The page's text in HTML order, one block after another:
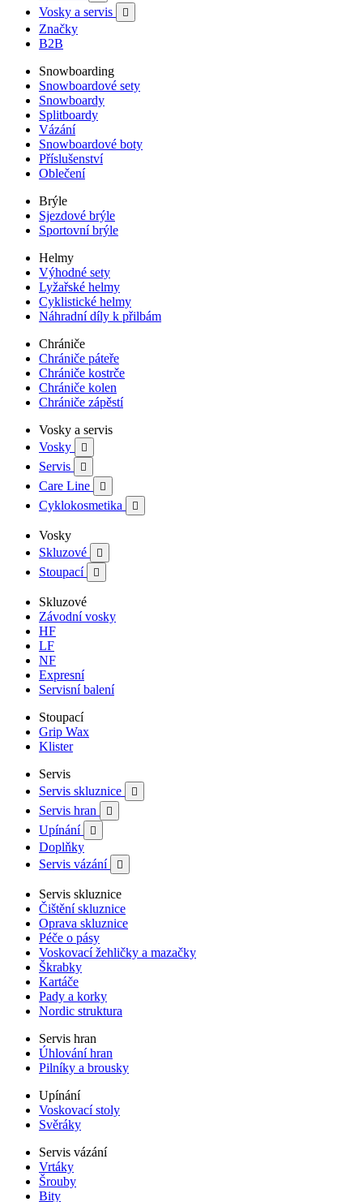
Vosky a servis 
Značky
B2B
Snowboarding
Snowboardové sety
Snowboardy
Splitboardy
Vázání
Snowboardové boty
Příslušenství
Oblečení
Brýle
Sjezdové brýle
Sportovní brýle
Helmy
Výhodné sety
Lyžařské helmy
Cyklistické helmy
Náhradní díly k přilbám
Chrániče
Chrániče páteře
Chrániče kostrče
Chrániče kolen
Chrániče zápěstí
Vosky a servis
Vosky

Servis 
Care Line 
Cyklokosmetika 
Vosky
Skluzové

Stoupací 
Skluzové
Závodní vosky
HF
LF
NF
Expresní
Servisní balení
Stoupací
Grip Wax
Klister
Servis
Servis skluznice

Servis hran 
Upínání 
Doplňky
Servis vázání

Servis skluznice
Čištění skluznice
Oprava skluznice
Péče o pásy
Voskovací žehličky a mazačky
Škrabky
Kartáče
Pady a korky
Nordic struktura
Servis hran
Úhlování hran
Pilníky a brousky
Upínání
Voskovací stoly
Svěráky
Servis vázání
Vrtáky
Šrouby
Bity